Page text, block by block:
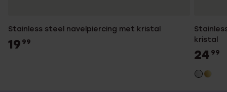
Stainless steel navelpiercing met kristal
19 99
kristal
24 99